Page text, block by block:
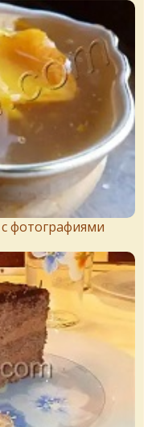
фотографиями